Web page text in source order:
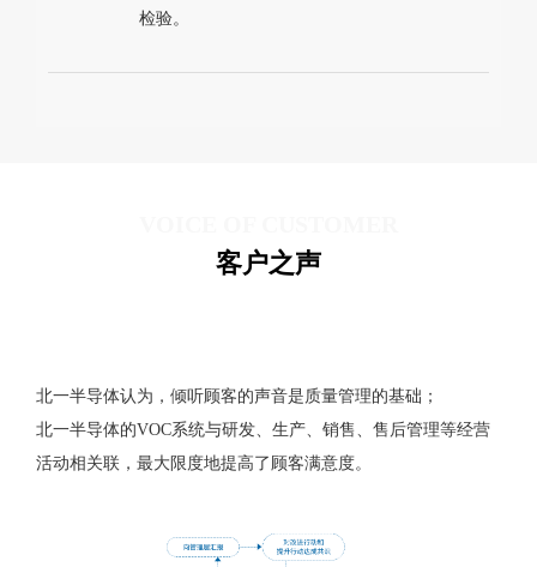
检验。
客户之声
北一半导体认为，倾听顾客的声音是质量管理的基础；
北一半导体的VOC系统与研发、生产、销售、售后管理等经营
活动相关联，最大限度地提高了顾客满意度。